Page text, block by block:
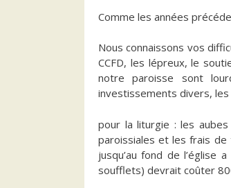
Comme les années
Nous connaissons vos
CCFD, les lépreux, le
notre paroisse sont
investissements divers,
pour la liturgie : les
paroissiales et les frais de
jusqu’au fond de
soufflets) devrait coûter